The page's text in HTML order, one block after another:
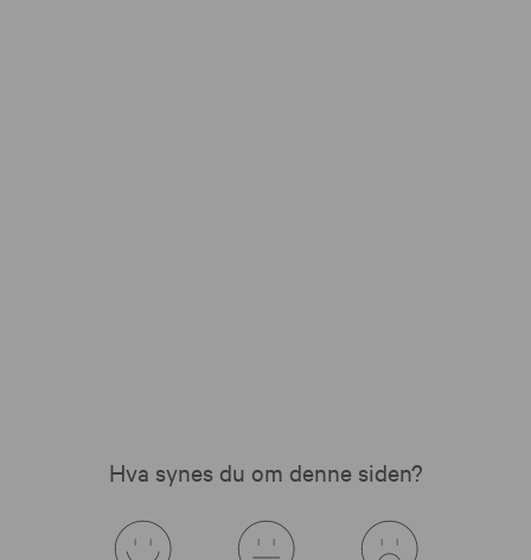
Hva synes du om denne siden?